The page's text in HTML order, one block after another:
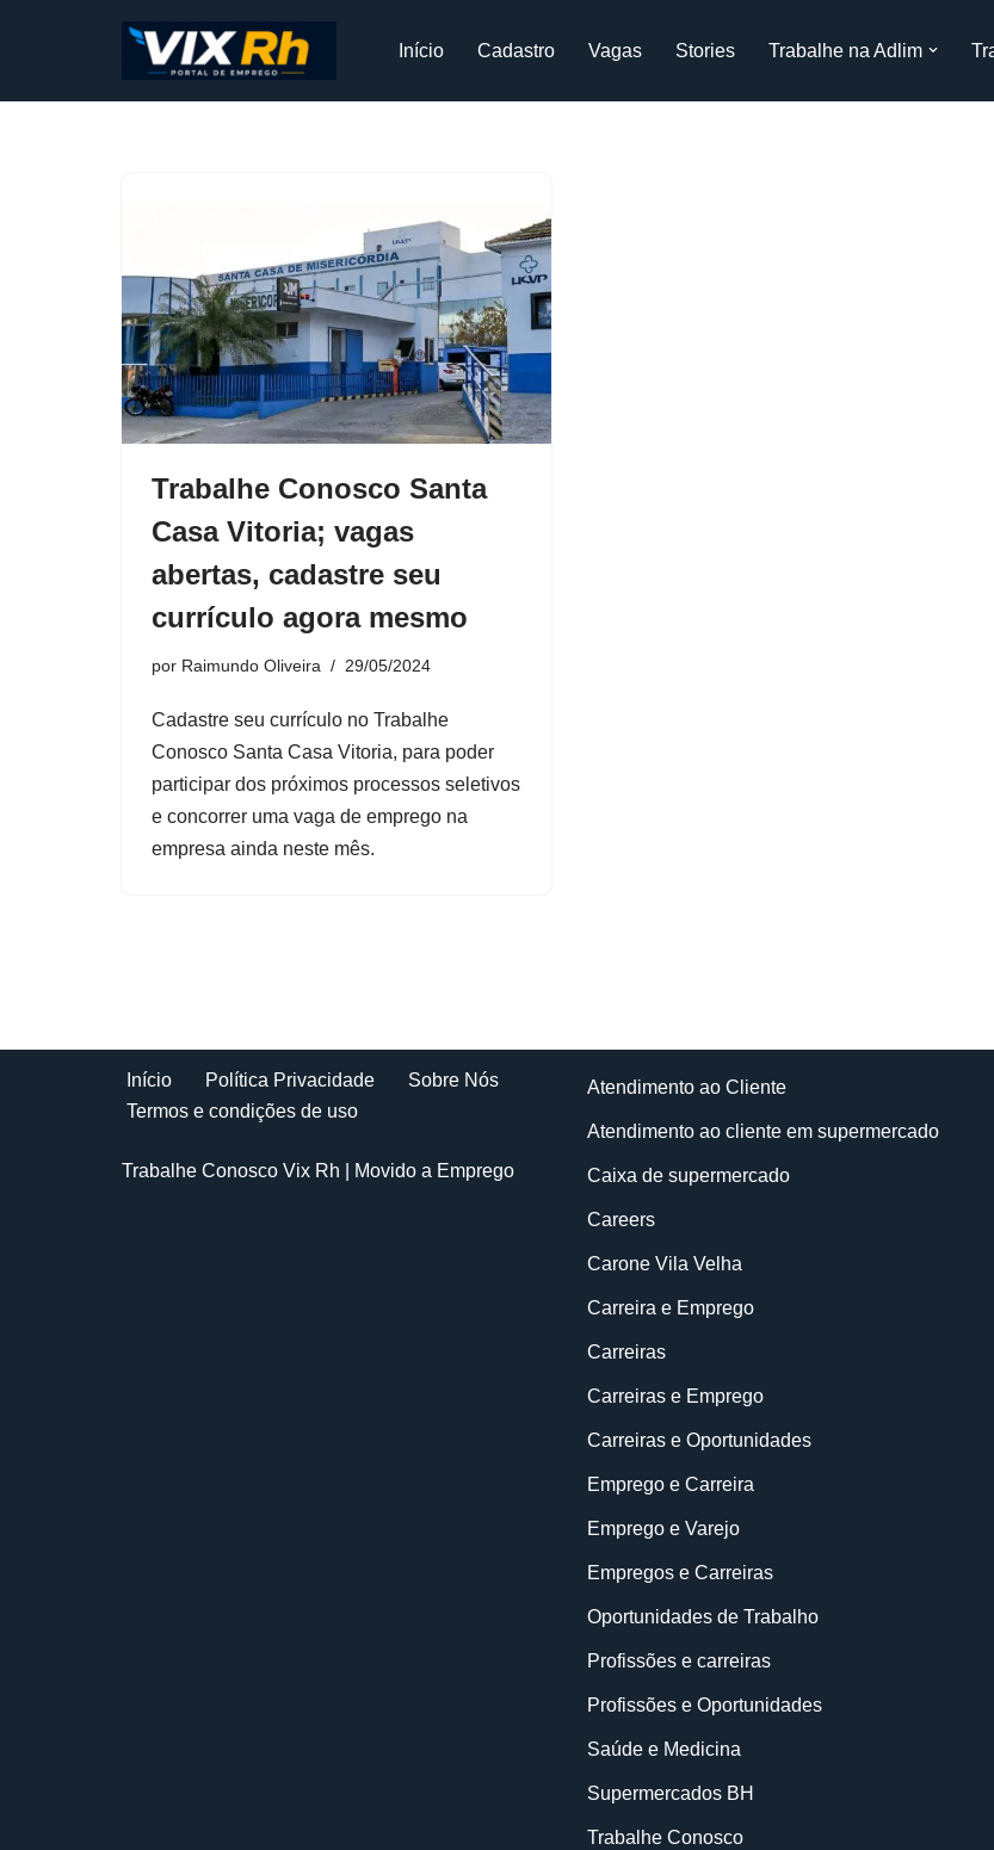
para
Início Cadastro Vagas Stories Trabalhe na Adlim
Trabalhe Conosco Santa
Casa Vitoria; vagas
abertas, cadastre seu
currículo agora mesmo
por Raimundo Oliveira 29/05/2024
Cadastre seu currículo no Trabalhe
Conosco Santa Casa Vitoria, para poder
participar dos próximos processos seletivos
e concorrer uma vaga de emprego na
empresa ainda neste mês.
Início Política Privacidade
Sobre Nós
Termos e condições de uso
Trabalhe Conosco Vix Rh | Movido a Emprego
Atendimento ao Cliente
Atendimento ao cliente em supermercado
Caixa de supermercado
Careers
Carone Vila Velha
Carreira e Emprego
Carreiras
Carreiras e Emprego
Carreiras e Oportunidades
Emprego e Carreira
Emprego e Varejo
Empregos e Carreiras
Oportunidades de Trabalho
Profissões e carreiras
Profissões e Oportunidades
Saúde e Medicina
Supermercados BH
Trabalhe Conosco